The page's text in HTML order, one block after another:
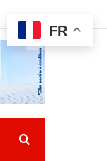
Rechercher
FR